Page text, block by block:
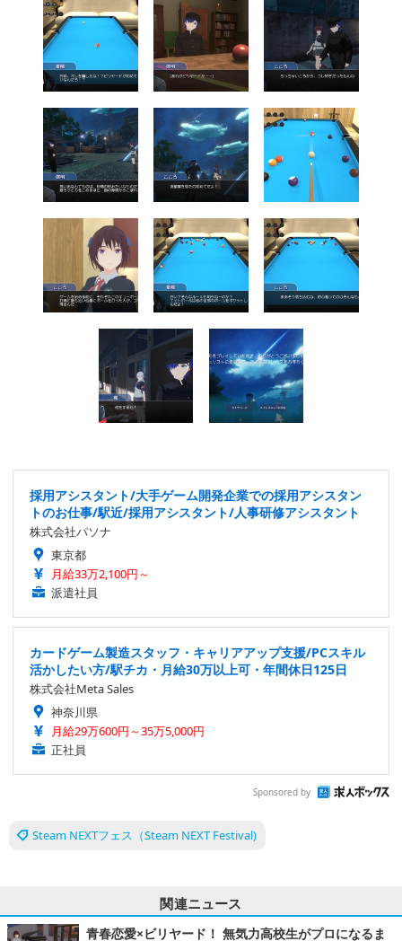
採用アシスタント/大手ゲーム開発企業での採用アシスタン
トのお仕事/駅近/採用アシスタント/人事研修アシスタント
株式会社パソナ
東京都
月給33万2,100円～
派遣社員
カードゲーム製造スタッフ・キャリアアップ支援/PCスキル
活かしたい方/駅チカ・月給30万以上可・年間休日125日
株式会社Meta Sales
神奈川県
月給29万600円～35万5,000円
正社員
Sponsored by
Steam NEXTフェス（Steam NEXT Festival)
関連ニュース
青春恋愛×ビリヤード！ 無気力高校生がプロになるま